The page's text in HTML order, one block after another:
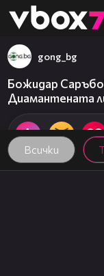
👾
Всички
gong_bg
Божидар
Диамантената
04:09